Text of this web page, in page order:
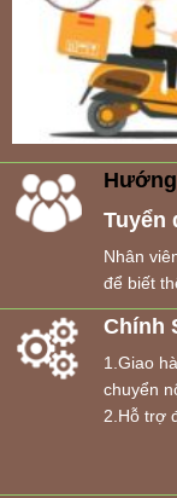
Tuyển
Nhân
để biết
Chính
1.Giao
chuyển
2.Hỗ trợ